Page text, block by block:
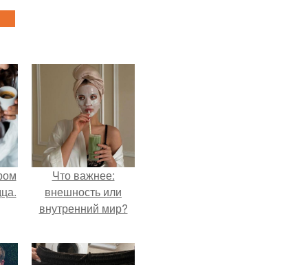
Что важнее:
внешность или
внутренний мир?